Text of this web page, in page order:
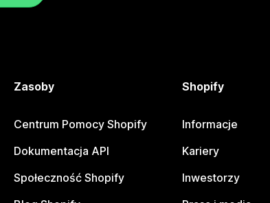
Zasoby
Centrum Pomocy Shopify
Dokumentacja API
Społeczność Shopify
Shopify
Informacje
Kariery
Inwestorzy